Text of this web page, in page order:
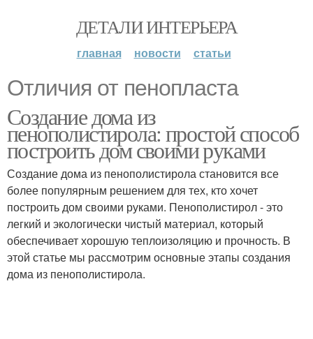
ДЕТАЛИ ИНТЕРЬЕРА
главная новости статьи
Отличия от пенопласта
Создание дома из
пенополистирола: простой способ
построить дом своими руками
Создание дома из пенополистирола становится все
более популярным решением для тех, кто хочет
построить дом своими руками. Пенополистирол - это
легкий и экологически чистый материал, который
обеспечивает хорошую теплоизоляцию и прочность. В
этой статье мы рассмотрим основные этапы создания
дома из пенополистирола.